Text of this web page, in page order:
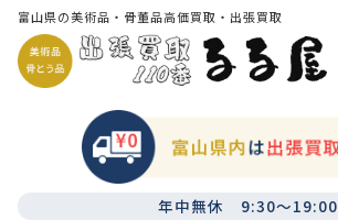
富山県の美術品・骨董品高価買取・出張買取
年中無休 9:30～19:00